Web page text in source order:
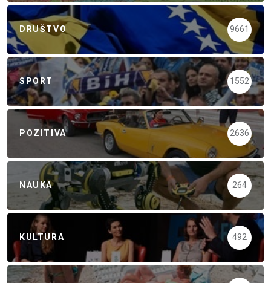
DRUŠTVO 9661
SPORT 1552
POZITIVA 2636
NAUKA 264
KULTURA 492